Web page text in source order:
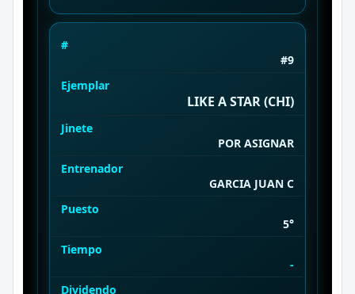
#
#9
Ejemplar
LIKE A STAR (CHI)
Jinete
POR ASIGNAR
Entrenador
GARCIA JUAN C
Puesto
5°
Tiempo
-
Dividendo